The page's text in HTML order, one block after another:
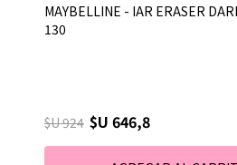
MAYBELLINE - IAR ERASER
130
$U 924 $U 646,8